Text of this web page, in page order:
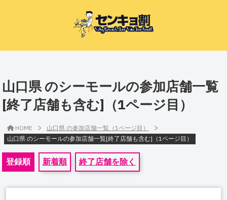
山口県 のシーモールの参加店舗一覧
[終了店舗も含む]（1ページ目）
HOME > 山口県 の参加店舗一覧（1ページ目） >
山口県 のシーモールの参加店舗一覧[終了店舗も含む]（1ページ目）
登録順 新着順 終了店舗を除く